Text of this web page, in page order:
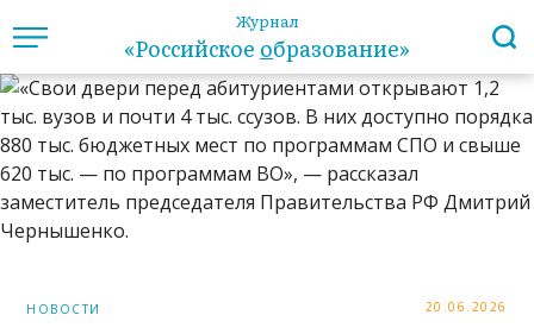
Журнал
«Российское образование»
НОВОСТИ 20.06.2026